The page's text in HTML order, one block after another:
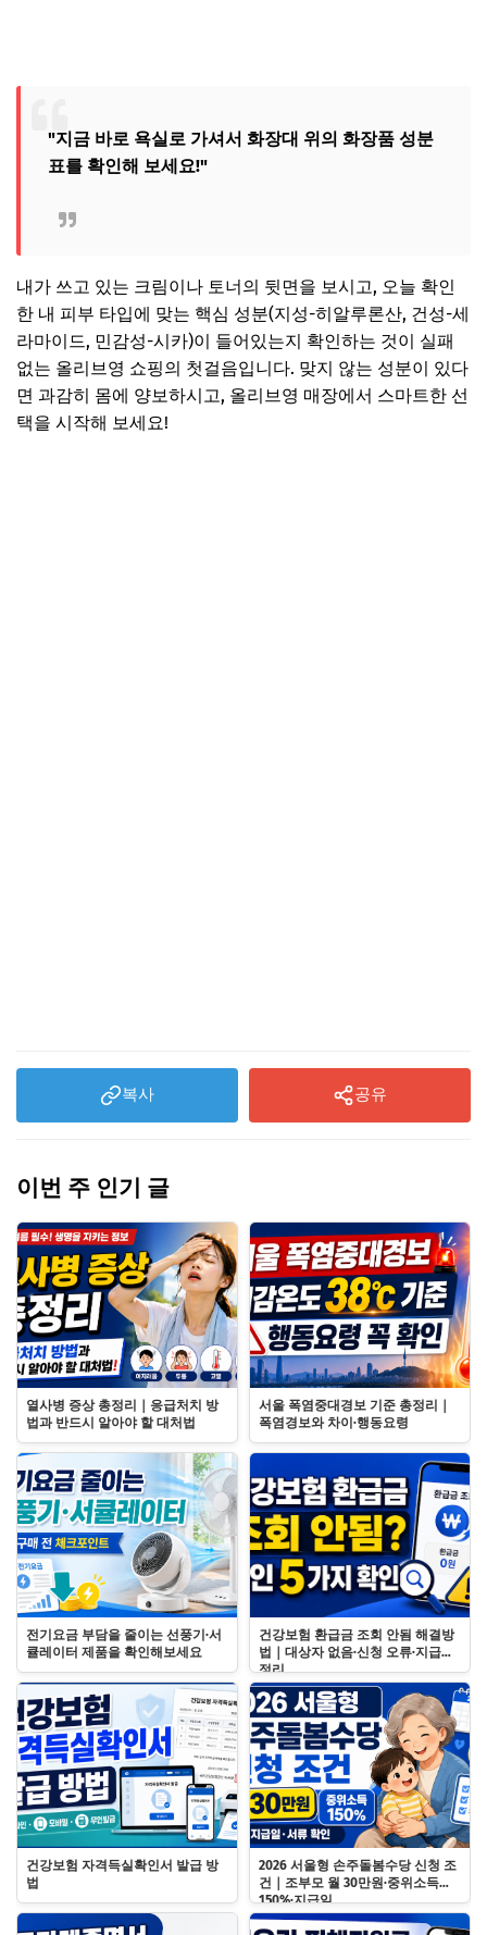
"지금 바로 욕실로 가셔서 화장대 위의 화장품 성분
표를 확인해 보세요!"
내가 쓰고 있는 크림이나 토너의 뒷면을 보시고, 오늘 확인
한 내 피부 타입에 맞는 핵심 성분(지성-히알루론산, 건성-세
라마이드, 민감성-시카)이 들어있는지 확인하는 것이 실패
없는 올리브영 쇼핑의 첫걸음입니다. 맞지 않는 성분이 있다
면 과감히 몸에 양보하시고, 올리브영 매장에서 스마트한 선
택을 시작해 보세요!
복사 공유
이번 주 인기 글
열사병 증상 총정리｜응급처치 방
법과 반드시 알아야 할 대처법
서울 폭염중대경보 기준 총정리｜
폭염경보와 차이·행동요령
전기요금 부담을 줄이는 선풍기·서
큘레이터 제품을 확인해보세요
건강보험 환급금 조회 안됨 해결방
법｜대상자 없음·신청 오류·지급일
정리
건강보험 자격득실확인서 발급 방
법
2026 서울형 손주돌봄수당 신청 조
건｜조부모 월 30만원·중위소득
150%·지급일